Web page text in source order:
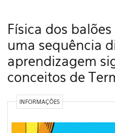
Física dos
uma sequência
aprendizagem
conceitos de
INFORMAÇÕES